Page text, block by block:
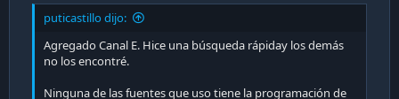
puticastillo dijo:
Agregado Canal E. Hice una búsqueda rápiday los demás
no los encontré.
Ninguna de las fuentes que uso tiene la programación de